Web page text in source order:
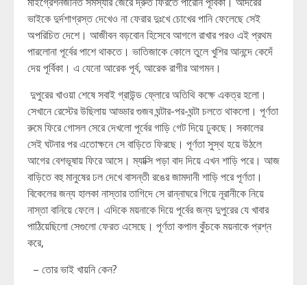
ভাইকে দুর্দশাগ্রস্ত দেখেও না ফেরার দুঃখে চোখের পানি ফেলেছে সেই
অপরিচিত দেশে। আজীবন বড়বোন হিসেবে আগলে রাখার পরও এই প্রথম
পারলোনা পূর্বের পাশে থাকতে। ভাতিজাকে কোলে তুলে খুশির আনন্দে কেদেঁ
দেয় পূর্বিকা। এ যেনো আরেক পূর্ব, আরেক রাগীর আগমন।
দুপুরের খাওয়া শেষে সবাই গ্রাউন্ড ফ্লোরে অতিথি কক্ষে একত্র হলো।
সেখানে রেস্টের উছিলায় আড্ডার গুজব ঘন্টার-পর-ঘন্টা চলতে থাকলো। পূর্ণতা
রুমে ফিরে গোসল সেরে দেখলো পূর্বের গাড়ি গেট দিয়ে ঢুকছে। সকালের
সেই ঘটনার পর এতোক্ষনে সে বাড়িতে ফিরছে। পূর্ণতা সুস্থ হয়ে উঠলে
আগের বেশভূষায় ফিরে আসে। ম্যাক্সি পড়া বাদ দিয়ে এখন শাড়ি পরে। আজ
বাড়িতে বহু মানুষের ঢল দেখে বাসন্তী রঙের জামদানী শাড়ি পরে পূর্ণতা।
বিকেলের জন্য হালকা নাস্তার তাগিদে সে রান্নাঘরে গিয়ে নূরানীকে নিয়ে
নাস্তা বানিয়ে ফেলে। এদিকে ময়নাকে দিয়ে পূর্বের জন্য দুপুরের যে খাবার
পাঠিয়েছিলো সেগুলো ফেরত এসেছে। পূর্ণতা কপাল কুঁচকে ময়নাকে প্রশ্ন
করে,
– তোর ভাই খায়নি কেন?